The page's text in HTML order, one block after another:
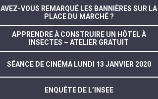
AVEZ-VOUS REMARQUÉ LES BANNIÈRES SUR LA
PLACE DU MARCHÉ ?
APPRENDRE À CONSTRUIRE UN HÔTEL À
INSECTES – ATELIER GRATUIT
SÉANCE DE CINÉMA LUNDI 13 JANVIER 2020
ENQUÊTE DE L’INSEE